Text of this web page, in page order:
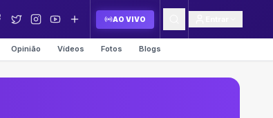
AO VIVO
Opinião Vídeos Fotos Blogs